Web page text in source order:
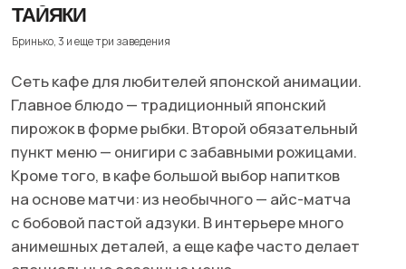
Тайяки. Фото: соцсети заведения
Лиговский, 25 и еще одно заведение
Ресторан в лучших корейских традициях. Фишка
заведения — традиционный корейский барбекю:
тонкую нарезку мяса посетители могут пожарить
самостоятельно на встроенном прямо в стол
гриле. Меню разработано профессиональным
корейским шефом, так что за настоящим
чаджанменом, пульгоги и кимчи — только сюда.